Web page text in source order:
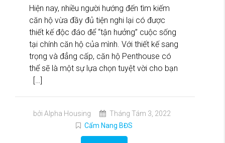
Hiện nay, nhiều người hướng đến tìm kiếm
căn hộ vừa đầy đủ tiện nghi lại có được
thiết kế độc đáo để “tận hưởng” cuộc sống
tại chính căn hộ của mình. Với thiết kế sang
trọng và đẳng cấp, căn hộ Penthouse có
thể sẽ là một sự lựa chọn tuyệt vời cho bạn
[…]
bởi Alpha Housing
Tháng Tám 3, 2022
Cẩm Nang BĐS